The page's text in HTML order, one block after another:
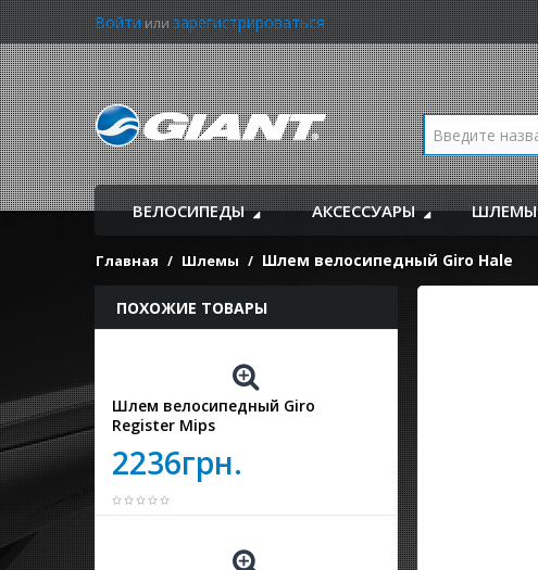
Войтиилизарегистрироваться
ВЕЛОСИПЕДЫ АКСЕССУАРЫ ШЛЕМЫ
Главная Шлемы Шлем велосипедный Giro Hale
ПОХОЖИЕ ТОВАРЫ
Шлем велосипедный Giro
Register Mips
2236грн.